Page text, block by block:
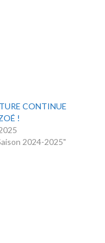
CONTINUE
!
2024-2025"